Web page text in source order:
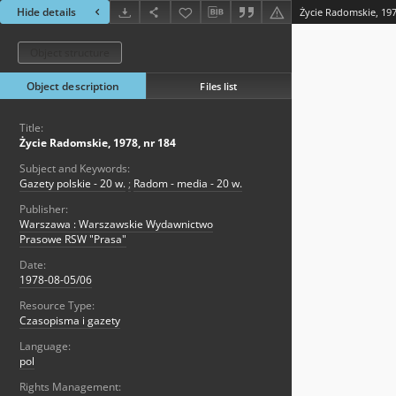
Hide details Życie Radomskie,
Object description Files list
Title:
Życie Radomskie, 1978, nr 184
Subject and Keywords:
Gazety polskie - 20 w. ; Radom - media - 20 w.
Publisher:
Warszawa : Warszawskie Wydawnictwo
Prasowe RSW "Prasa"
Date:
1978-08-05/06
Resource Type:
Czasopisma i gazety
Language:
pol
Rights Management: